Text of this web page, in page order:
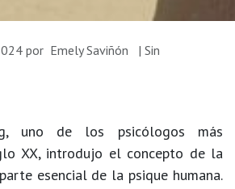
por Emely Saviñón
| Sin
uno de los psicólogos más
XX, introdujo el concepto de la
esencial de la psique humana.